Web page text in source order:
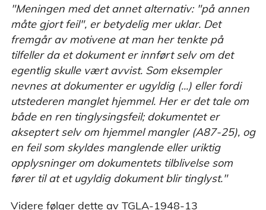
"Meningen med det annet alternativ: "på annen
måte gjort feil", er betydelig mer uklar. Det
fremgår av motivene at man her tenkte på
tilfeller da et dokument er innført selv om det
egentlig skulle vært avvist. Som eksempler
nevnes at dokumenter er ugyldig (...) eller fordi
utstederen manglet hjemmel. Her er det tale om
både en ren tinglysingsfeil; dokumentet er
akseptert selv om hjemmel mangler (A87-25), og
en feil som skyldes manglende eller uriktig
opplysninger om dokumentets tilblivelse som
fører til at et ugyldig dokument blir tinglyst."
Videre følger dette av TGLA-1948-13